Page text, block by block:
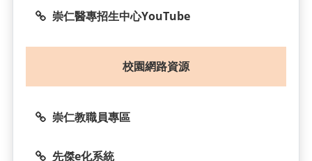
崇仁醫專招生中心YouTube
校園網路資源
崇仁教職員專區
先傑e化系統